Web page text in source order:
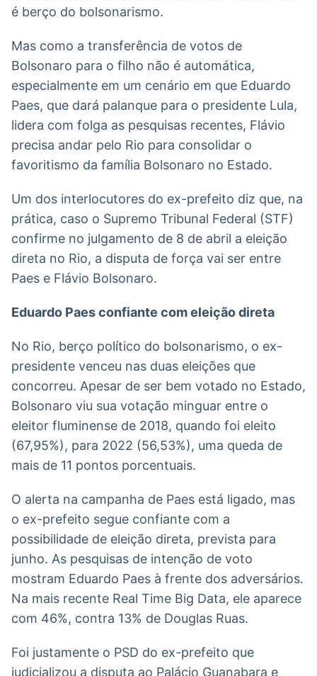
Broadcast
Ticker
Cotações e
notícias
Widgets
Componentes
para conteúdos e
funcionalidades
Broadcast
dados para
displays e telas
Broadcast
Curadoria
Curadoria de
conteúdos
noticiosos
Soluções de
Tecnologia
Radar
Monitoramento
notícias e
conteúdos
Broadcast
Fundos
A melhor
analisar fundos
de investimento
no Brasil
é berço do bolsonarismo.
Mas como a transferência de votos de
Bolsonaro para o filho não é automática,
especialmente em um cenário em que Eduardo
Paes, que dará palanque para o presidente Lula,
lidera com folga as pesquisas recentes, Flávio
precisa andar pelo Rio para consolidar o
favoritismo da família Bolsonaro no Estado.
Um dos interlocutores do ex-prefeito diz que, na
prática, caso o Supremo Tribunal Federal (STF)
confirme no julgamento de 8 de abril a eleição
direta no Rio, a disputa de força vai ser entre
Paes e Flávio Bolsonaro.
Eduardo Paes confiante com eleição direta
No Rio, berço político do bolsonarismo, o ex-
presidente venceu nas duas eleições que
concorreu. Apesar de ser bem votado no Estado,
Bolsonaro viu sua votação minguar entre o
eleitor fluminense de 2018, quando foi eleito
(67,95%), para 2022 (56,53%), uma queda de
mais de 11 pontos porcentuais.
O alerta na campanha de Paes está ligado, mas
o ex-prefeito segue confiante com a
possibilidade de eleição direta, prevista para
junho. As pesquisas de intenção de voto
mostram Eduardo Paes à frente dos adversários.
Na mais recente Real Time Big Data, ele aparece
com 46%, contra 13% de Douglas Ruas.
Foi justamente o PSD do ex-prefeito que
judicializou a disputa ao Palácio Guanabara e